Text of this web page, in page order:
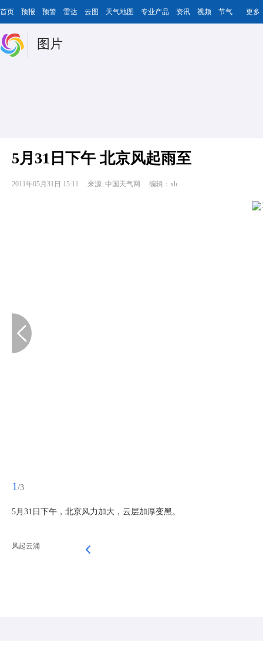
首页 预报 预警 雷达 云图 天气地图 专业产品 资讯 视频 节气 更多
图片
5月31日下午 北京风起雨至
2011年05月31日 15:11 来源: 中国天气网 编辑：xh
1 /3
5月31日下午，北京风力加大，云层加厚变黑。
风起云涌